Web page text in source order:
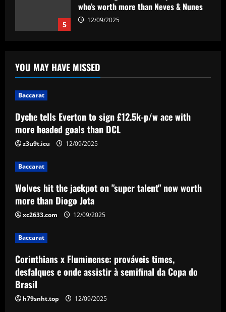
Baccarat
Dyche tells Everton to sign £12.5k-p/w
2
Baccarat
Wolves hit the jackpot on "super talent"
Baccarat
Corinthians x Fluminense: prováveis
Baccarat
'F off to all of them!' – Enzo Maresca lets
rip at Chelsea doubters in surprise
12/09/2025
Baccarat
Wolves hit gold with £50k-p/w star
12/09/2025
YOU MAY HAVE MISSED
Baccarat
Dyche tells Everton to sign £12.5k-p/w ace with
more headed goals than DCL
z3u9t.icu 12/09/2025
Baccarat
Wolves hit the jackpot on "super talent" now worth
more than Diogo Jota
xc2633.com 12/09/2025
Baccarat
Corinthians x Fluminense: prováveis times,
desfalques e onde assistir à semifinal da Copa do
Brasil
h79snht.top 12/09/2025